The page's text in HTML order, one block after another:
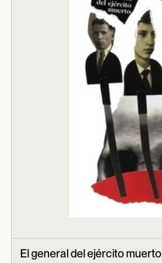
El general del ejército muerto